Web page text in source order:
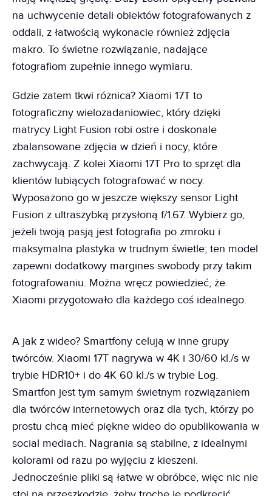
na uchwycenie detali obiektów fotografowanych z
oddali, z łatwością wykonacie również zdjęcia
makro. To świetne rozwiązanie, nadające
fotografiom zupełnie innego wymiaru.
Gdzie zatem tkwi różnica? Xiaomi 17T to
fotograficzny wielozadaniowiec, który dzięki
matrycy Light Fusion robi ostre i doskonale
zbalansowane zdjęcia w dzień i nocy, które
zachwycają. Z kolei Xiaomi 17T Pro to sprzęt dla
klientów lubiących fotografować w nocy.
Wyposażono go w jeszcze większy sensor Light
Fusion z ultraszybką przysłoną f/1.67. Wybierz go,
jeżeli twoją pasją jest fotografia po zmroku i
maksymalna plastyka w trudnym świetle; ten model
zapewni dodatkowy margines swobody przy takim
fotografowaniu. Można wręcz powiedzieć, że
Xiaomi przygotowało dla każdego coś idealnego.
A jak z wideo? Smartfony celują w inne grupy
twórców. Xiaomi 17T nagrywa w 4K i 30/60 kl./s w
trybie HDR10+ i do 4K 60 kl./s w trybie Log.
Smartfon jest tym samym świetnym rozwiązaniem
dla twórców internetowych oraz dla tych, którzy po
prostu chcą mieć piękne wideo do opublikowania w
social mediach. Nagrania są stabilne, z idealnymi
kolorami od razu po wyjęciu z kieszeni.
Jednocześnie pliki są łatwe w obróbce, więc nic nie